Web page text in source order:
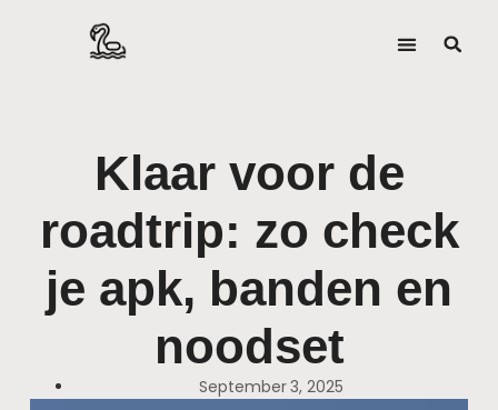
Klaar voor de
roadtrip: zo check
je apk, banden en
noodset
September 3, 2025